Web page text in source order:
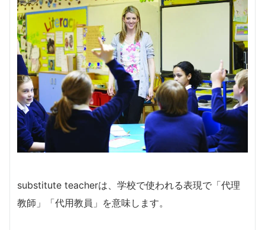
substitute teacherは、学校で使われる表現で「代理
教師」「代用教員」を意味します。